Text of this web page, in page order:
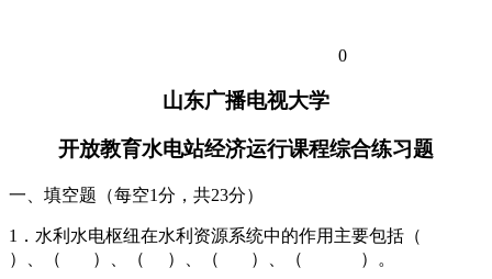
0
山东广播电视大学
开放教育水电站经济运行课程综合练习题
一、填空题（每空1分，共23分）
1．水利水电枢纽在水利资源系统中的作用主要包括（
）、（ ）、（ ）、（ ）、（ ）。